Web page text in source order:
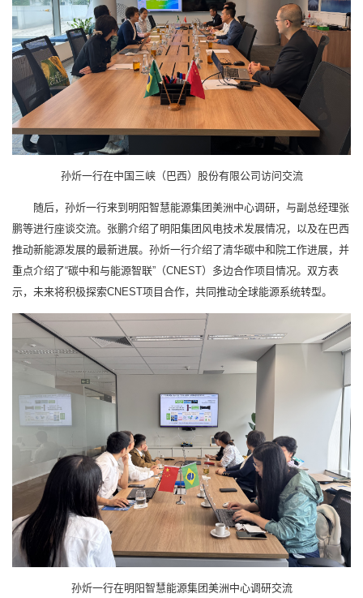
孙炘一行在中国三峡（巴西）股份有限公司访问交流
随后，孙炘一行来到明阳智慧能源集团美洲中心调研，与副总经理张
鹏等进行座谈交流。张鹏介绍了明阳集团风电技术发展情况，以及在巴西
推动新能源发展的最新进展。孙炘一行介绍了清华碳中和院工作进展，并
重点介绍了“碳中和与能源智联”（CNEST）多边合作项目情况。双方表
示，未来将积极探索CNEST项目合作，共同推动全球能源系统转型。
孙炘一行在明阳智慧能源集团美洲中心调研交流